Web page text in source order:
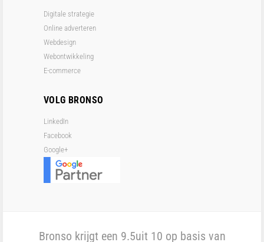
Digitale strategie
Online adverteren
Webdesign
Webontwikkeling
E-commerce
VOLG BRONSO
LinkedIn
Facebook
Google+
Bronso krijgt een 9.5uit 10 op basis van